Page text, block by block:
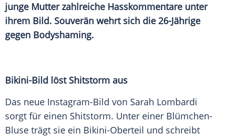
junge Mutter zahlreiche Hasskommentare unter
ihrem Bild. Souverän wehrt sich die 26-Jährige
gegen Bodyshaming.
Bikini-Bild löst Shitstorm aus
Das neue Instagram-Bild von Sarah Lombardi
sorgt für einen Shitstorm. Unter einer Blümchen-
Bluse trägt sie ein Bikini-Oberteil und schreibt